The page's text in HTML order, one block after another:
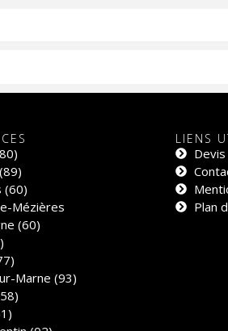
(60)
Mézières
(60)
Marne (93)
LIENS
Plan